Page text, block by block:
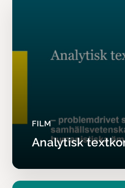
FILM
Analytisk